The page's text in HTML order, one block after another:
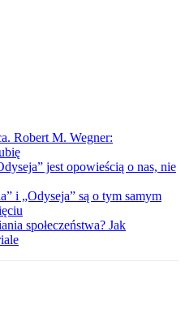
Robert M. Wegner:
jest opowieścią o nas, nie
i „Odyseja” są o tym samym
społeczeństwa? Jak